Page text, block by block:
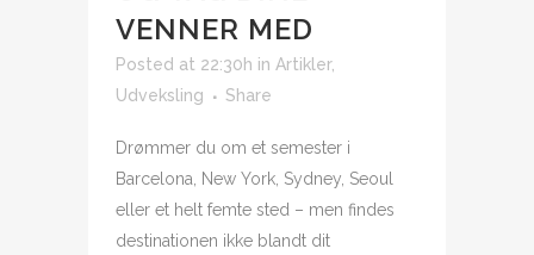
VENNER MED
Posted at 22:30h in Artikler,
Udveksling
Share
Drømmer du om et semester i
Barcelona, New York, Sydney, Seoul
eller et helt femte sted – men findes
destinationen ikke blandt dit